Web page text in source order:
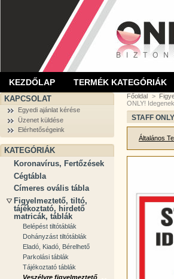
KEZDŐLAP TERMÉK KATEGÓRIÁK
KAPCSOLAT
Egyedi ajánlat kérése
Üzenet küldése
Elérhetőségeink
KATEGÓRIÁK
Koronavírus, Fertőzések
Cégtábla
Címeres ovális tábla
Figyelmeztető, tiltó,
tájékoztató, hirdető
matricák, táblák
Belépést tiltótáblák
Dohányzást tiltótáblák
Eladó, Kiadó, Bérelhető
Parkolási táblák
Tájékoztató táblák
Veszélyre figyelmeztető
Főoldal >
ONLY!
STAFF
Általános